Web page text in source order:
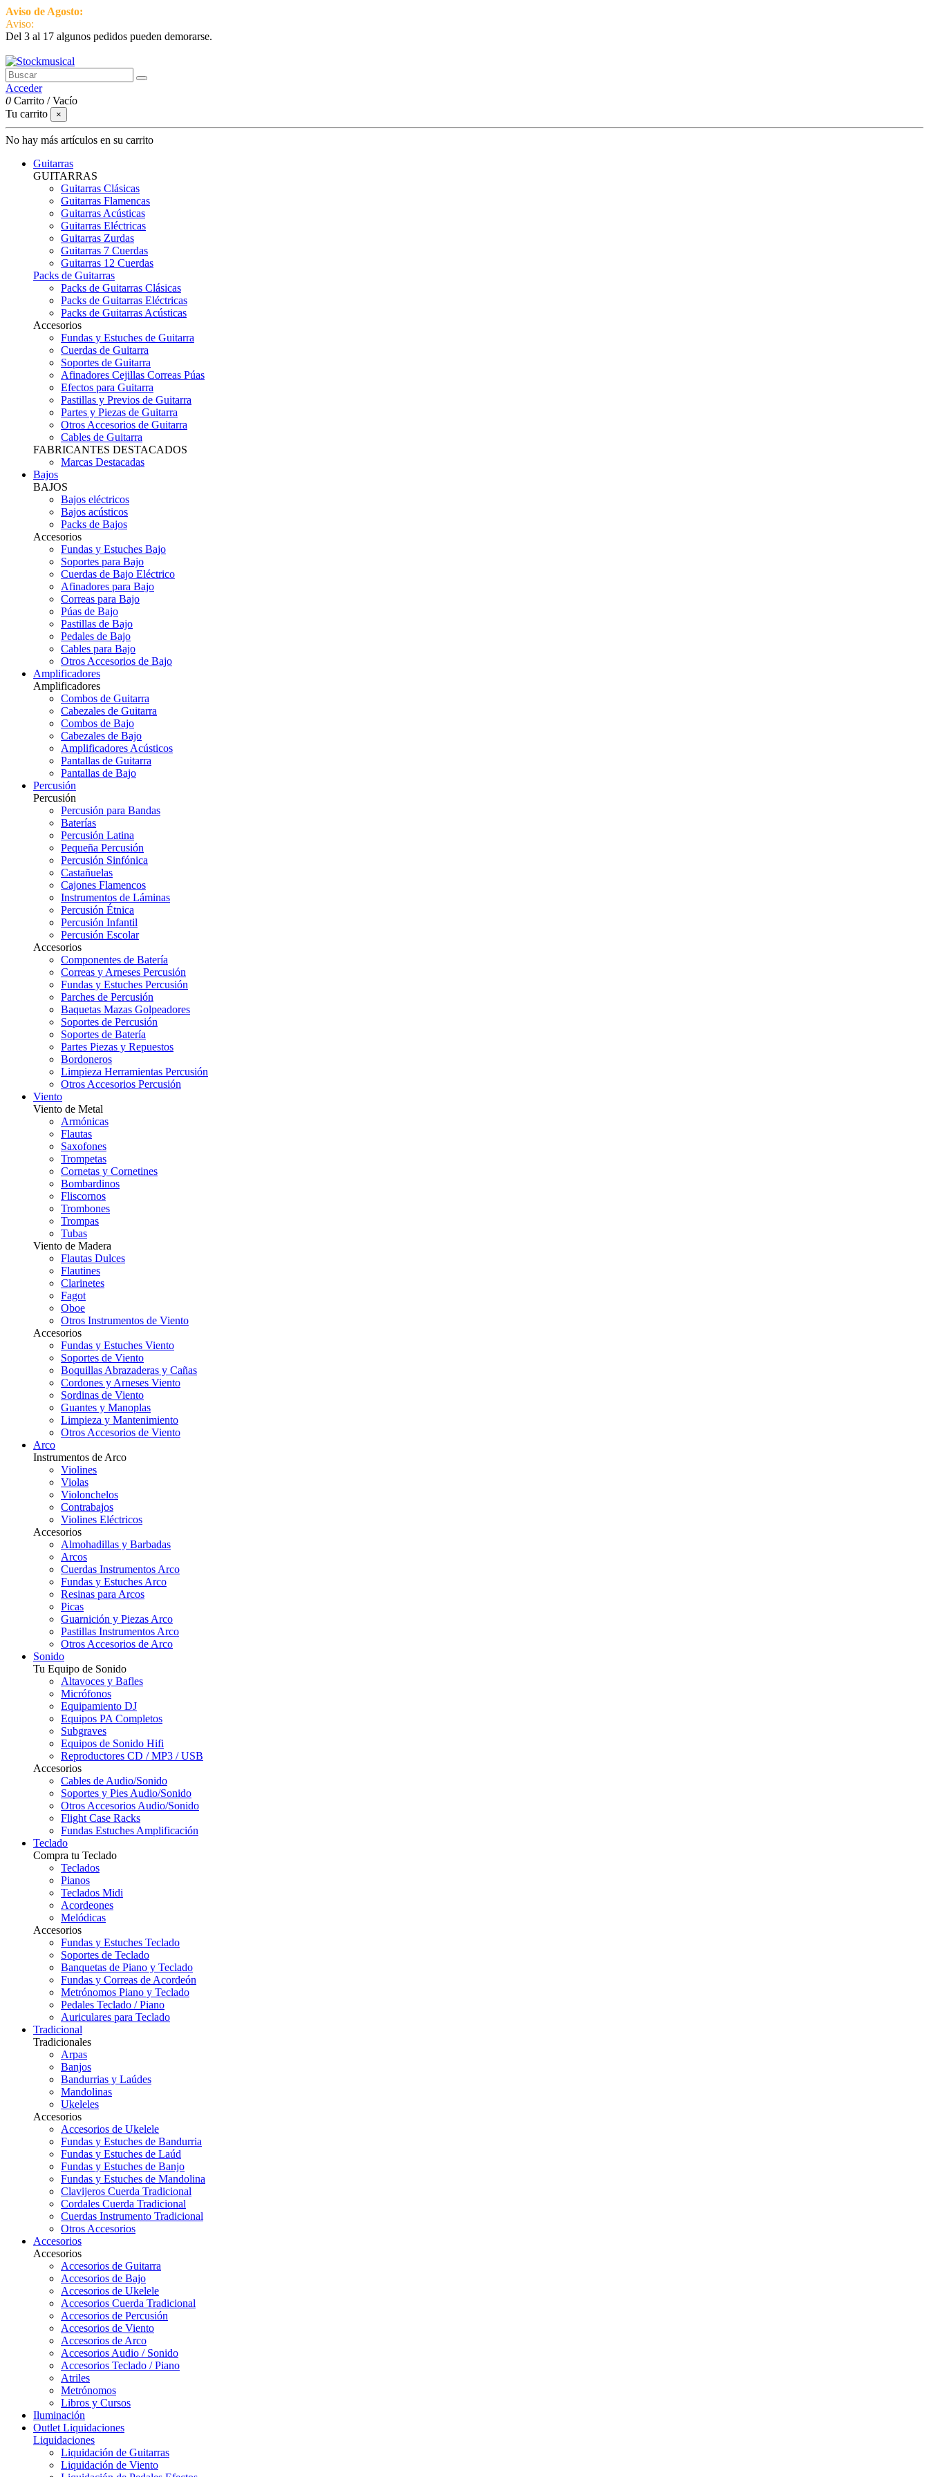
Aviso de Agosto:
Aviso:
Del 3 al 17 algunos pedidos pueden demorarse.
Acceder
0 Carrito /Vacío
Tu carrito
×
No hay más artículos en su carrito
Guitarras
GUITARRAS
Guitarras Clásicas
Guitarras Flamencas
Guitarras Acústicas
Guitarras Eléctricas
Guitarras Zurdas
Guitarras 7 Cuerdas
Guitarras 12 Cuerdas
Packs de Guitarras
Packs de Guitarras Clásicas
Packs de Guitarras Eléctricas
Packs de Guitarras Acústicas
Accesorios
Fundas y Estuches de Guitarra
Cuerdas de Guitarra
Soportes de Guitarra
Afinadores Cejillas Correas Púas
Efectos para Guitarra
Pastillas y Previos de Guitarra
Partes y Piezas de Guitarra
Otros Accesorios de Guitarra
Cables de Guitarra
FABRICANTES DESTACADOS
Marcas Destacadas
Bajos
BAJOS
Bajos eléctricos
Bajos acústicos
Packs de Bajos
Accesorios
Fundas y Estuches Bajo
Soportes para Bajo
Cuerdas de Bajo Eléctrico
Afinadores para Bajo
Correas para Bajo
Púas de Bajo
Pastillas de Bajo
Pedales de Bajo
Cables para Bajo
Otros Accesorios de Bajo
Amplificadores
Amplificadores
Combos de Guitarra
Cabezales de Guitarra
Combos de Bajo
Cabezales de Bajo
Amplificadores Acústicos
Pantallas de Guitarra
Pantallas de Bajo
Percusión
Percusión
Percusión para Bandas
Baterías
Percusión Latina
Pequeña Percusión
Percusión Sinfónica
Castañuelas
Cajones Flamencos
Instrumentos de Láminas
Percusión Étnica
Percusión Infantil
Percusión Escolar
Accesorios
Componentes de Batería
Correas y Arneses Percusión
Fundas y Estuches Percusión
Parches de Percusión
Baquetas Mazas Golpeadores
Soportes de Percusión
Soportes de Batería
Partes Piezas y Repuestos
Bordoneros
Limpieza Herramientas Percusión
Otros Accesorios Percusión
Viento
Viento de Metal
Armónicas
Flautas
Saxofones
Trompetas
Cornetas y Cornetines
Bombardinos
Fliscornos
Trombones
Trompas
Tubas
Viento de Madera
Flautas Dulces
Flautines
Clarinetes
Fagot
Oboe
Otros Instrumentos de Viento
Accesorios
Fundas y Estuches Viento
Soportes de Viento
Boquillas Abrazaderas y Cañas
Cordones y Arneses Viento
Sordinas de Viento
Guantes y Manoplas
Limpieza y Mantenimiento
Otros Accesorios de Viento
Arco
Instrumentos de Arco
Violines
Violas
Violonchelos
Contrabajos
Violines Eléctricos
Accesorios
Almohadillas y Barbadas
Arcos
Cuerdas Instrumentos Arco
Fundas y Estuches Arco
Resinas para Arcos
Picas
Guarnición y Piezas Arco
Pastillas Instrumentos Arco
Otros Accesorios de Arco
Sonido
Tu Equipo de Sonido
Altavoces y Bafles
Micrófonos
Equipamiento DJ
Equipos PA Completos
Subgraves
Equipos de Sonido Hifi
Reproductores CD / MP3 / USB
Accesorios
Cables de Audio/Sonido
Soportes y Pies Audio/Sonido
Otros Accesorios Audio/Sonido
Flight Case Racks
Fundas Estuches Amplificación
Teclado
Compra tu Teclado
Teclados
Pianos
Teclados Midi
Acordeones
Melódicas
Accesorios
Fundas y Estuches Teclado
Soportes de Teclado
Banquetas de Piano y Teclado
Fundas y Correas de Acordeón
Metrónomos Piano y Teclado
Pedales Teclado / Piano
Auriculares para Teclado
Tradicional
Tradicionales
Arpas
Banjos
Bandurrias y Laúdes
Mandolinas
Ukeleles
Accesorios
Accesorios de Ukelele
Fundas y Estuches de Bandurria
Fundas y Estuches de Laúd
Fundas y Estuches de Banjo
Fundas y Estuches de Mandolina
Clavijeros Cuerda Tradicional
Cordales Cuerda Tradicional
Cuerdas Instrumento Tradicional
Otros Accesorios
Accesorios
Accesorios
Accesorios de Guitarra
Accesorios de Bajo
Accesorios de Ukelele
Accesorios Cuerda Tradicional
Accesorios de Percusión
Accesorios de Viento
Accesorios de Arco
Accesorios Audio / Sonido
Accesorios Teclado / Piano
Atriles
Metrónomos
Libros y Cursos
Iluminación
Outlet Liquidaciones
Liquidaciones
Liquidación de Guitarras
Liquidación de Viento